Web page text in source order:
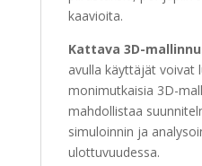
kaavioita.
Kattava 3D-
avulla käyttäjät voivat
monimutkaisia ​​3D-
mahdollistaa
simuloinnin ja
ulottuvuudessa.